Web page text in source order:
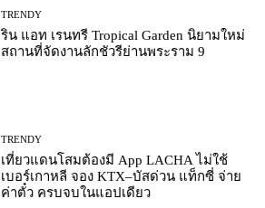
TRENDY
ริน แอท เรนทรี Tropical Garden นิยามใหม่
สถานที่จัดงานลักชัวรีย่านพระราม 9
TRENDY
เที่ยวแดนโสมต้องมี App LACHA ไม่ใช้
เบอร์เกาหลี จอง KTX–บัสด่วน แท็กซี่ จ่าย
ค่าตั๋ว ครบจบในแอปเดียว